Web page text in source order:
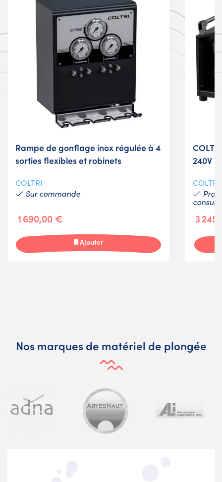
Rampe de gonflage inox régulée à 4
sorties flexibles et robinets
COLTRI
Sur commande
1 690,00 €
Ajouter
240V
COLTRI
3
Nos marques de matériel de plongée